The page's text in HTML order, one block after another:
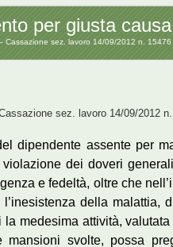
per giusta
Cassazione sez. lavoro 14/09/2012 n. 15476
sez. lavoro 14/09/2012
dipendente assente per
dei doveri
e fedeltà, oltre che
della malattia,
medesima attività,
svolte, possa